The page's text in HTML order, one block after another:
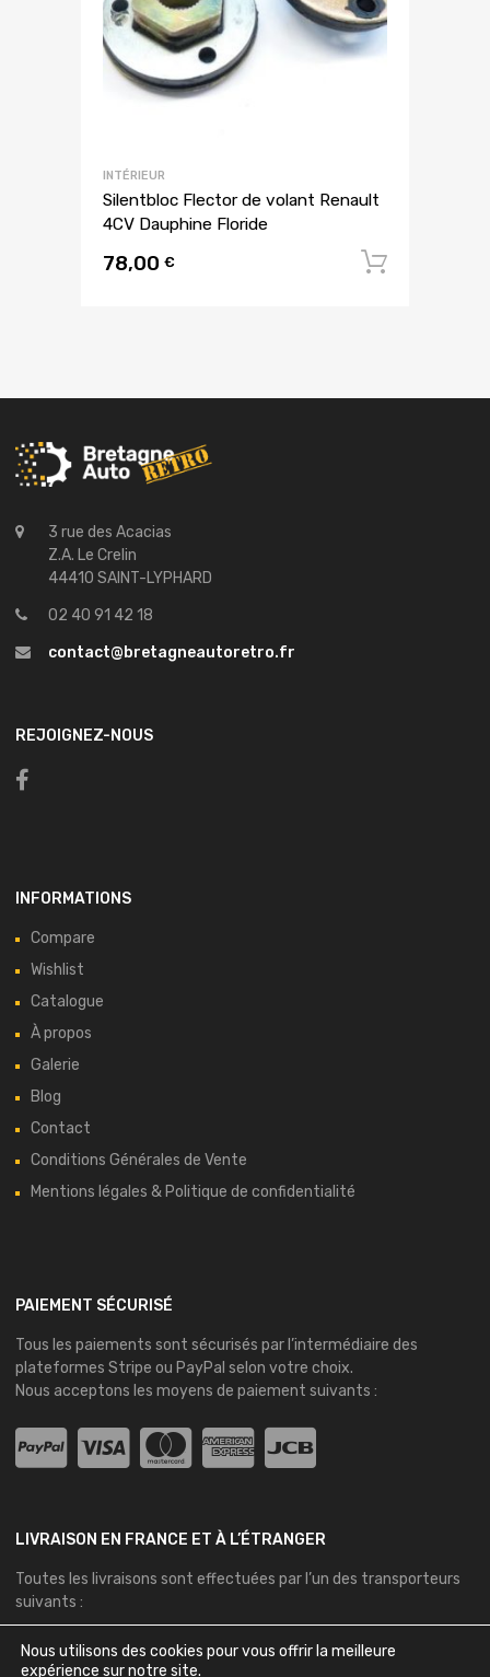
INTÉRIEUR
Silentbloc Flector de volant Renault
4CV Dauphine Floride
78,00 €
3 rue des Acacias
Z.A. Le Crelin
44410 SAINT-LYPHARD
02 40 91 42 18
contact@bretagneautoretro.fr
REJOIGNEZ-NOUS
INFORMATIONS
Compare
Wishlist
Catalogue
À propos
Galerie
Blog
Contact
Conditions Générales de Vente
Mentions légales & Politique de confidentialité
PAIEMENT SÉCURISÉ
Tous les paiements sont sécurisés par l’intermédiaire des
plateformes Stripe ou PayPal selon votre choix.
Nous acceptons les moyens de paiement suivants :
LIVRAISON EN FRANCE ET À L’ÉTRANGER
Toutes les livraisons sont effectuées par l’un des transporteurs
suivants :
Nous utilisons des cookies pour vous offrir la meilleure
expérience sur notre site.